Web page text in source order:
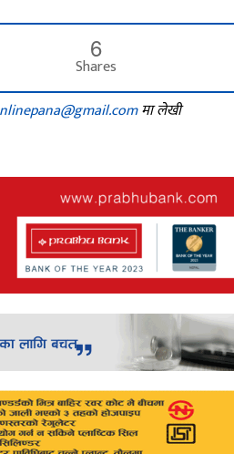
6
Shares
मा लेखी